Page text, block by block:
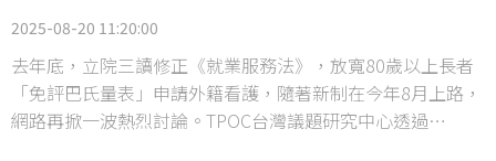
2025-08-20 11:20:00
去年底，立院三讀修正《就業服務法》，放寬80歲以上長者
「免評巴氏量表」申請外籍看護，隨著新制在今年8月上路，
網路再掀一波熱烈討論。TPOC台灣議題研究中心透過